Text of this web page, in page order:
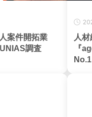
案件開拓業
調査
人
『